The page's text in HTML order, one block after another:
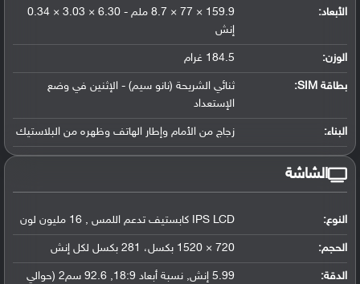
الأبعاد:
159.9 × 77 × 8.7 ملم - 6.30 × 3.03 × 0.34
إنش
الوزن: 184.5 غرام
بطاقة SIM:
ثنائي الشريحة (نانو سيم) - الإثنين في وضع
الإستعداد
البناء: زجاج من الأمام وإطار الهاتف وظهره من البلاستيك
الشاشة
النوع: IPS LCD كابستيف تدعم اللمس , 16 مليون لون
الحجم: 720 × 1520 بكسل، 281 بكسل لكل إنش
الدقة:
5.99 إنش, نسبة أبعاد 18:9, 92.6 سم2 (حوالي